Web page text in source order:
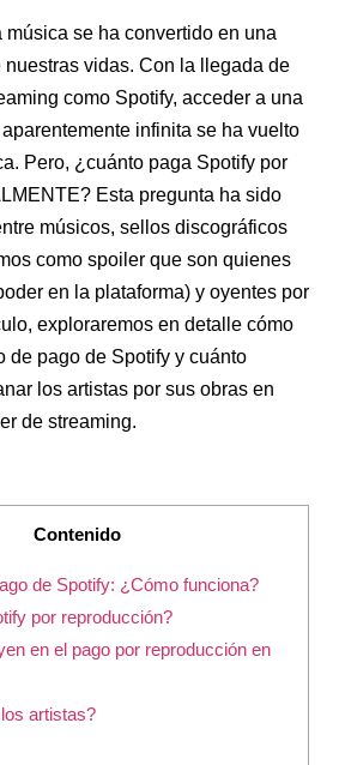
música se ha convertido en una
nuestras vidas. Con la llegada de
como Spotify, acceder a una
infinita se ha vuelto
Pero, ¿cuánto paga Spotify por
Esta pregunta ha sido
músicos, sellos discográficos
como spoiler que son quienes
en la plataforma) y oyentes por
exploraremos en detalle cómo
de pago de Spotify y cuánto
los artistas por sus obras en
de streaming.
Contenido
de Spotify: ¿Cómo funciona?
por reproducción?
en el pago por reproducción en
artistas?